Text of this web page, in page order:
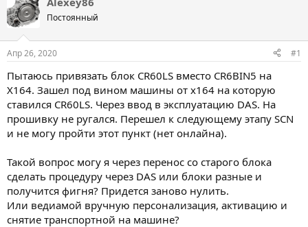
т
е
м
а
ч
а
Постоянный
Апр 26, 2020 #1
Пытаюсь привязать блок CR60LS вместо CR6BIN5 на
X164. Зашел под вином машины от x164 на которую
ставился CR60LS. Через ввод в эксплуатацию DAS. На
прошивку не ругался. Перешел к следующему этапу SCN
и не могу пройти этот пункт (нет онлайна).
Такой вопрос могу я через перенос со старого блока
сделать процедуру через DAS или блоки разные и
получится фигня? Придется заново нулить.
Или ведиамой вручную персонализация, активацию и
снятие транспортной на машине?